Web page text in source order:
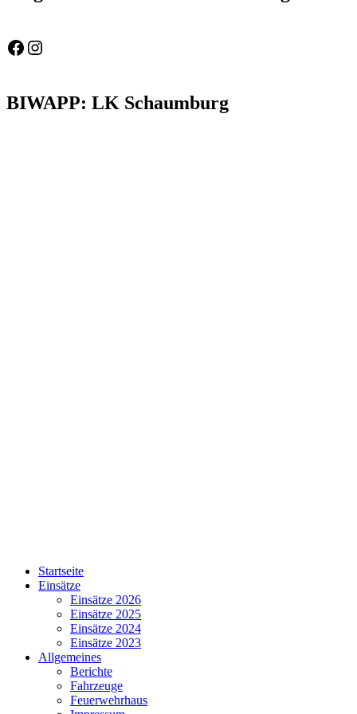
Feuerwehr Gemeinde Wölpinghausen
fw_gemeinde_woelpinghausen
BIWAPP: LK Schaumburg
Startseite
Einsätze
Einsätze 2026
Einsätze 2025
Einsätze 2024
Einsätze 2023
Allgemeines
Berichte
Fahrzeuge
Feuerwehrhaus